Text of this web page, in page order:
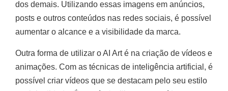
dos demais. Utilizando essas imagens em anúncios,
posts e outros conteúdos nas redes sociais, é possível
aumentar o alcance e a visibilidade da marca.
Outra forma de utilizar o AI Art é na criação de vídeos e
animações. Com as técnicas de inteligência artificial, é
possível criar vídeos que se destacam pelo seu estilo